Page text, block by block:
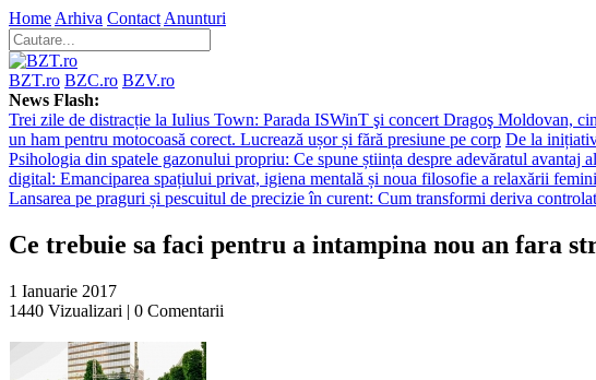
Home Arhiva Contact Anunturi
BZT.ro BZC.ro BZV.ro
News Flash:
Trei zile de distracție la Iulius Town: Parada ISWinT şi concert Dragoş Moldovan,
un ham pentru motocoasă corect. Lucrează ușor și fără presiune pe corp De la
Psihologia din spatele gazonului propriu: Ce spune știința despre adevăratul avantaj
digital: Emanciparea spațiului privat, igiena mentală și noua filosofie a relaxării
Lansarea pe praguri și pescuitul de precizie în curent: Cum transformi deriva
Ce trebuie sa faci pentru a intampina nou an fara
1 Ianuarie 2017
1440 Vizualizari | 0 Comentarii